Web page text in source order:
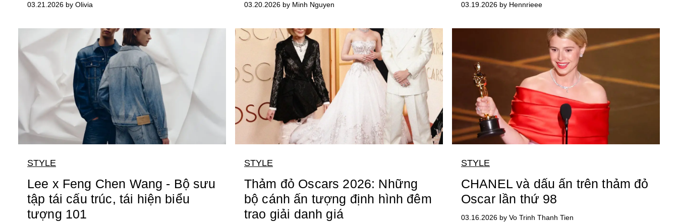
03.21.2026 by Olivia 03.20.2026 by Minh Nguyen 03.19.2026 by Hennrieee
STYLE
Lee x Feng Chen Wang - Bộ sưu
tập tái cấu trúc, tái hiện biểu
tượng 101
STYLE
Thảm đỏ Oscars 2026: Những
bộ cánh ấn tượng định hình đêm
trao giải danh giá
STYLE
CHANEL và dấu ấn trên thảm đỏ
Oscar lần thứ 98
03.16.2026 by Vo Trinh Thanh Tien